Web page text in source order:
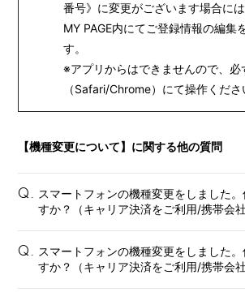
会員登録 ログイ
FANCLUB
番号》に変更がございます場合には
MY PAGE内にてご登録情報の編集
す。
※アプリからはできませんので、必
（Safari/Chrome）にて操作くださ
【機種変更について】に関する他の質問
Q. スマートフォンの機種変更をしました
すか？（キャリア決済をご利用/携帯会
Q. スマートフォンの機種変更をしました
すか？（キャリア決済をご利用/携帯会